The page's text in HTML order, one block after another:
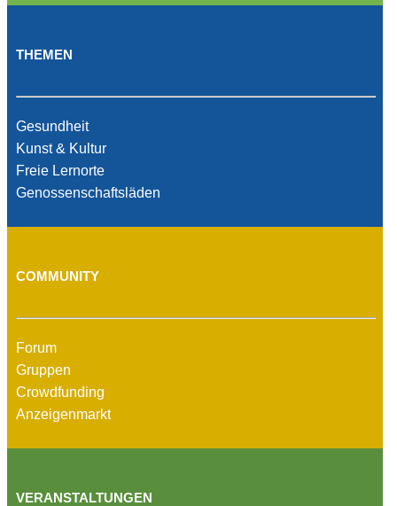
THEMEN
Gesundheit
Kunst & Kultur
Freie Lernorte
Genossenschaftsläden
COMMUNITY
Forum
Gruppen
Crowdfunding
Anzeigenmarkt
VERANSTALTUNGEN